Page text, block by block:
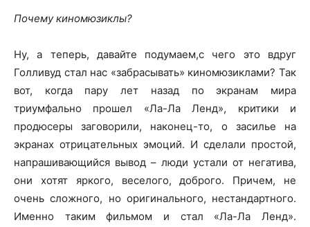
Почему киномюзиклы?
Ну, а теперь, давайте подумаем,с чего это вдруг
Голливуд стал нас «забрасывать» киномюзиклами? Так
вот, когда пару лет назад по экранам мира
триумфально прошел «Ла-Ла Ленд», критики и
продюсеры заговорили, наконец-то, о засилье на
экранах отрицательных эмоций. И сделали простой,
напрашивающийся вывод – люди устали от негатива,
они хотят яркого, веселого, доброго. Причем, не
очень сложного, но оригинального, нестандартного.
Именно таким фильмом и стал «Ла-Ла Ленд».